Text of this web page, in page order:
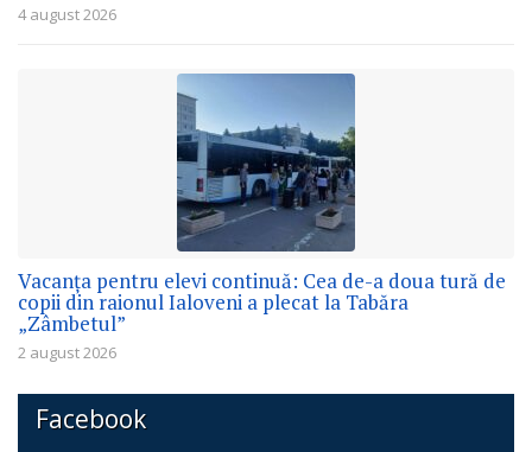
4 august 2026
Vacanța pentru elevi continuă: Cea de-a doua tură de
copii din raionul Ialoveni a plecat la Tabăra
„Zâmbetul”
2 august 2026
Facebook